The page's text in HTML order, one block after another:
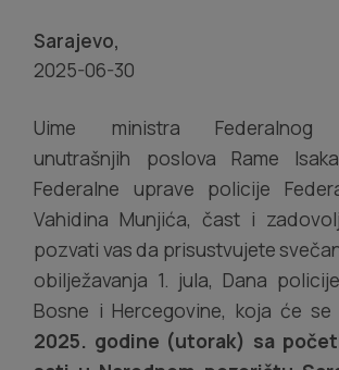
Sarajevo,
2025-06-30
Uime ministra Federalnog
unutrašnjih poslova Rame
Federalne uprave policije
Vahidina Munjića, čast i
pozvati vas da prisustvujete
obilježavanja 1. jula, Dana
Bosne i Hercegovine, koja će
2025. godine (utorak) sa